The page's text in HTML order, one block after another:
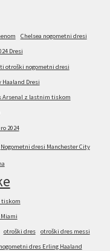
Chelsea nogometni dresi
Dresi
otroški nogometni dresi
Haaland Dresi
Arsenal z lastnim tiskom
2024
Nogometni dresi Manchester City
tiskom
otroški dres
otroški dres messi
dres Erling Haaland